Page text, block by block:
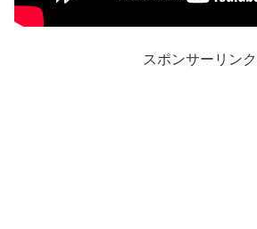
スポンサーリンク